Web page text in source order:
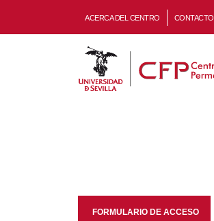
ACERCA DEL CENTRO CONTACTO
FORMULARIO DE ACCESO